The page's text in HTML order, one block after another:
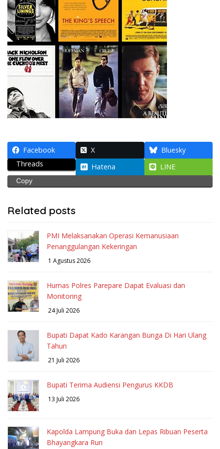
Facebook X
Bluesky
Threads
Hatena LINE
Copy
Related posts
PMI Melaksanakan Operasi Kemanusiaan
Penanggulangan Kekeringan
1 Agustus 2026
Humas Polres Parepare Dapat Evaluasi dan
Monitoring
24 Juli 2026
Bupati Dapat Kado Karangan Bunga Di Hari Ulang
Tahun
21 Juli 2026
Bupati Terima Audiensi Pengurus KKDB
13 Juli 2026
Kapolda Lampung Buka dan Lepas Ribuan Peserta
Bhayangkara Run